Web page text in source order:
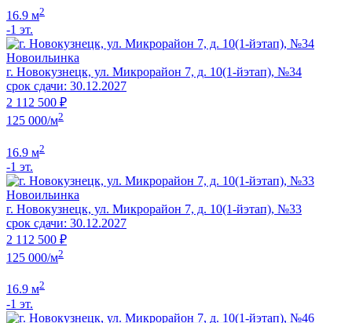
16.9 м2
-1 эт.
Новоильинка
г. Новокузнецк, ул. Микрорайон 7, д. 10(1-йэтап), №34
срок сдачи: 30.12.2027
2 112 500 ₽
125 000/м2
16.9 м2
-1 эт.
Новоильинка
г. Новокузнецк, ул. Микрорайон 7, д. 10(1-йэтап), №33
срок сдачи: 30.12.2027
2 112 500 ₽
125 000/м2
16.9 м2
-1 эт.